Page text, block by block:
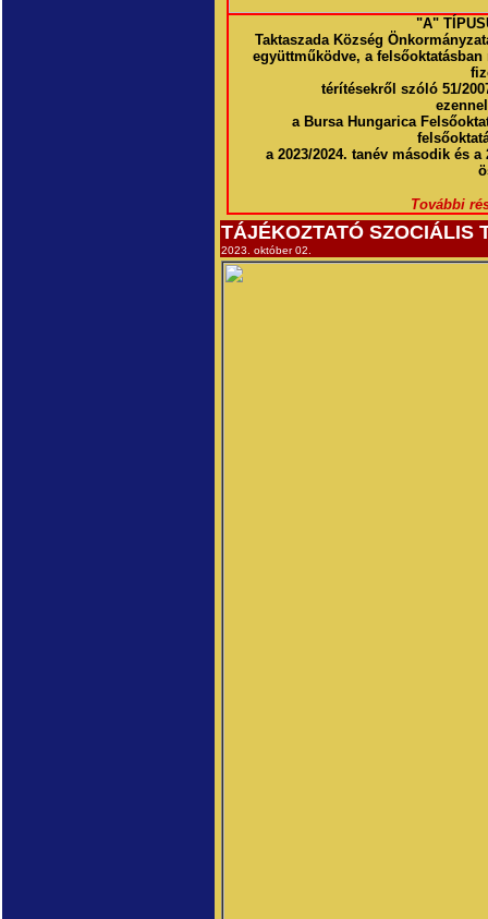
"A"
Taktaszada Község
együttműködve, a
térítésekről szóló 51/
a Bursa Hungarica
a 2023/2024. tanév második és
További
TÁJÉKOZTATÓ SZOCIÁLIS
2023. október 02.